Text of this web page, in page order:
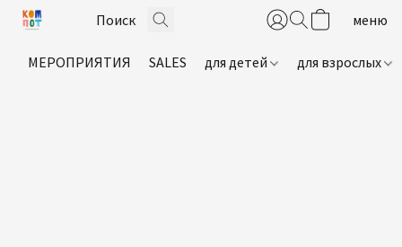
МЕРОПРИЯТИЯ SALES для детей для взрослых